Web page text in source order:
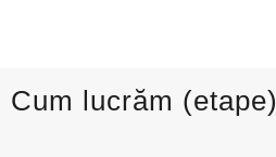
Cum lucrăm (etape)